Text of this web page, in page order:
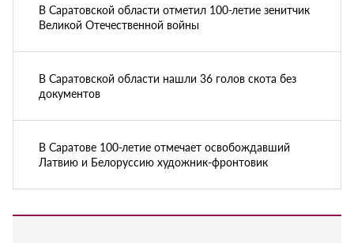
В Саратовской области отметил 100-летие зенитчик
Великой Отечественной войны
В Саратовской области нашли 36 голов скота без
документов
В Саратове 100-летие отмечает освобождавший
Латвию и Белоруссию художник-фронтовик